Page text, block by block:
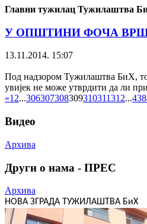
Главни тужилац Тужилаштва
У ОПШТИНИ ФОЧА
13.11.2014. 15:07
Под надзором Тужилаштва БиХ,
увијек не може утврдити да ли
«12...306307308309310311312...438
Видео
Архива
Други о нама - ПРЕС
Архива
НОВА ЗГРАДА ТУЖИЛАШТВА БиХ